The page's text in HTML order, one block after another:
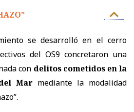
se desarrolló en el cerro
del OS9 concretaron una
con delitos cometidos en la
Mar mediante la modalidad